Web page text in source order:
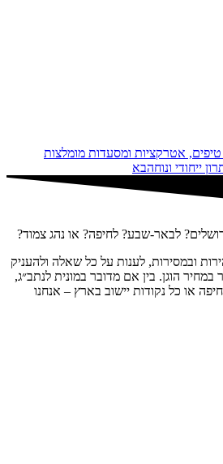
טיפים, אטרקציות ומסעדות מומלצות
ייחודי ונוחהבא
לבאר-שבע? לחיפה? או נהג צמוד?
ובמסירות, לענות על כל שאלה ולהעניק
הוגן. בין אם מדובר במונית לנתב״ג,
או כל נקודות יישוב בארץ – אנחנו